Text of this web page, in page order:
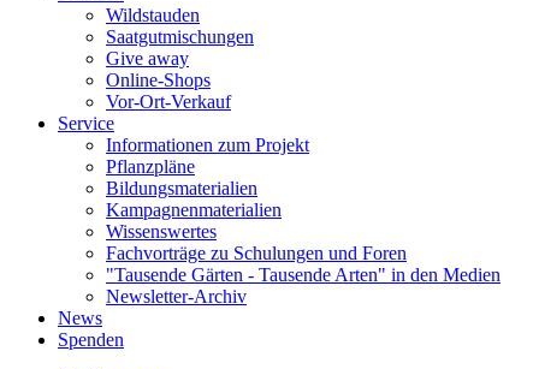
Wildstauden
Saatgutmischungen
Give away
Online-Shops
Vor-Ort-Verkauf
Service
Informationen zum Projekt
Pflanzpläne
Bildungsmaterialien
Kampagnenmaterialien
Wissenswertes
Fachvorträge zu Schulungen und Foren
"Tausende Gärten - Tausende Arten" in den Medien
Newsletter-Archiv
News
Spenden